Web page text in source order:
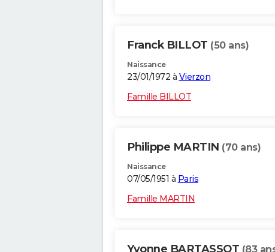
Franck BILLOT (50 ans)
Naissance
23/01/1972 à Vierzon
Famille BILLOT
Philippe MARTIN (70 ans)
Naissance
07/05/1951 à Paris
Famille MARTIN
Yvonne BARTASSOT (83